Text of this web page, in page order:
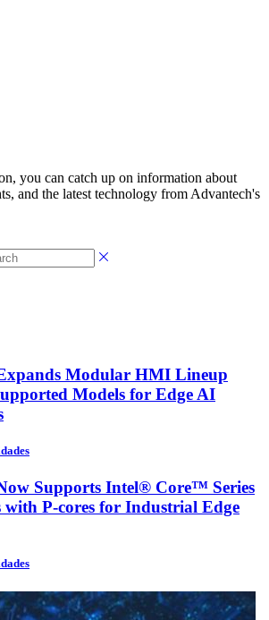
you can catch up on information about
and the latest technology from Advantech's
Modular HMI Lineup
Models for Edge AI
Supports Intel® Core™ Series
with P-cores for Industrial Edge